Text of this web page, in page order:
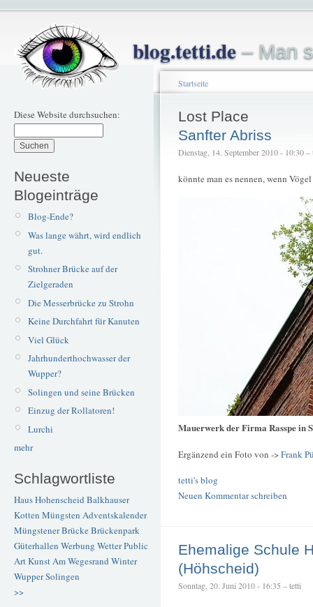
blog.tetti.de– Man
Diese Website durchsuchen:
Neueste
Blogeinträge
Blog-Ende?
Was lange währt, wird endlich
gut.
Strohner Brücke auf der
Zielgeraden
Die Messerbrücke zu Strohn
Keine Durchfahrt für Kanuten
Viel Glück
Jahrhunderthochwasser der
Wupper?
Solingen und seine Brücken
Einzug der Rollatoren!
Lurchi
mehr
Schlagwortliste
Haus Hohenscheid Balkhauser
Kotten Müngsten Adventskalender
Müngstener BrückeBrückenpark
Güterhallen Werbung WetterPublic
ArtKunstAm Wegesrand Winter
WupperSolingen
>>
Startseite
Lost Place
Sanfter Abriss
Dienstag, 14. September 2010 - 10:30 –
könnte man es nennen, wenn
Mauerwerk der Firma Rasspe in
Ergänzend ein Foto von ->Frank
tetti's blog
Neuen Kommentar schreiben
Ehemalige Schule
(Höhscheid)
Sonntag, 20. Juni 2010 - 16:35 – tetti